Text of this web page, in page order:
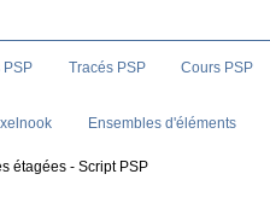
PSP Tracés PSP Cours PSP
Ensembles d'éléments
étagées - Script PSP